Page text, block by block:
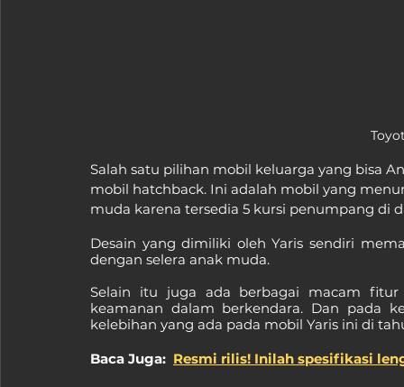
Salah satu pilihan mobil keluarga yang bisa
mobil hatchback. Ini adalah mobil yang
muda karena tersedia 5 kursi penumpang di
Desain yang dimiliki oleh Yaris sendiri
dengan selera anak muda.
Selain itu juga ada berbagai macam
keamanan dalam berkendara. Dan pada
kelebihan yang ada pada mobil Yaris ini di
Baca Juga: Resmi rilis! Inilah spesifikasi